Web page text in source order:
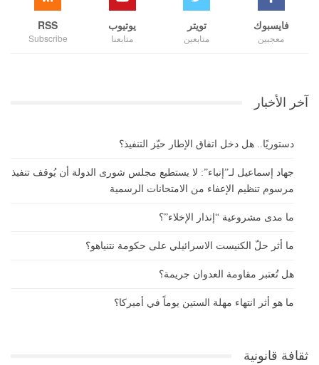
فايسبوك
معجبين
تويتر
متابعين
يوتيوب
متابعنا
RSS
Subscribe
آخر الأخبار
دستوريًا.. هل دخل اتفاق الإطار حيّز التنفيذ؟
جهاد إسماعيل لـ”إنباء”: لا يستطيع مجلس شورى الدولة أن يُوقف تنفيذ
مرسوم تنظيم الإعفاء من الامتحانات الرسمية
ما مدى مشروعية “إنذار الإخلاء”؟
ما أثر حلّ الكنيست الاسرائيلي على حكومة نتنياهو؟
هل تُعتبر مقاومة العدوان جريمة؟
ما هو أثر انتهاء مهلة الستين يوماً في أميركا؟
ثقافة قانونية